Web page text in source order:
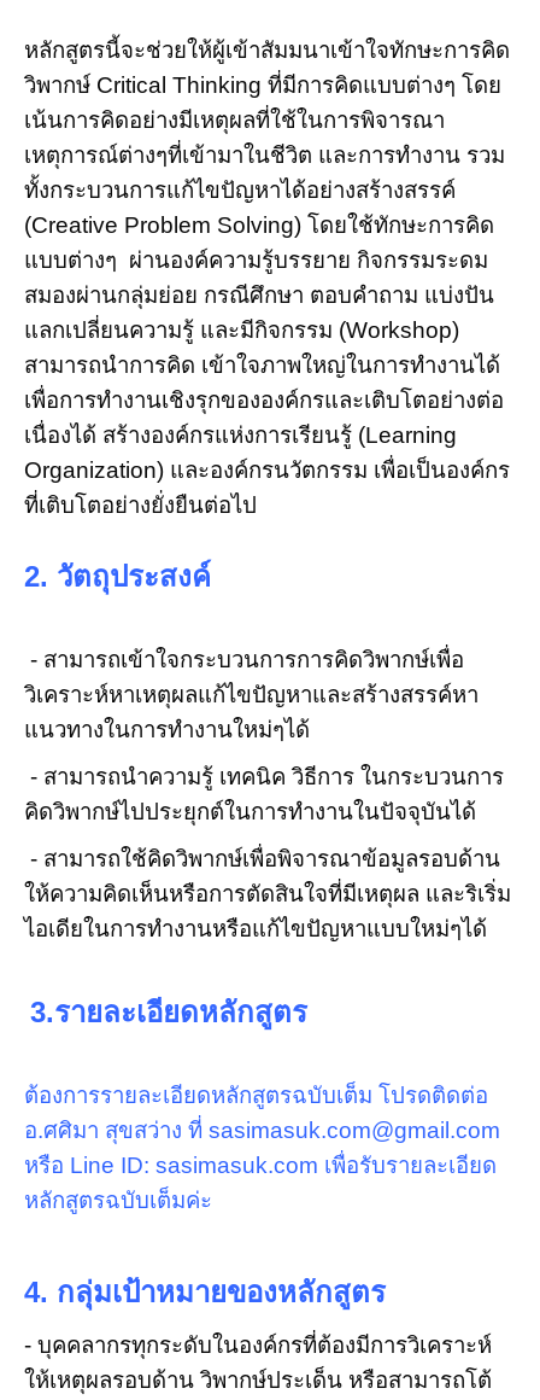
หลักสูตรนี้จะช่วยให้ผู้เข้าสัมมนาเข้าใจทักษะการคิด
วิพากษ์ Critical Thinking ที่มีการคิดแบบต่างๆ โดย
เน้นการคิดอย่างมีเหตุผลที่ใช้ในการพิจารณา
เหตุการณ์ต่างๆที่เข้ามาในชีวิต และการทำงาน รวม
ทั้งกระบวนการแก้ไขปัญหาได้อย่างสร้างสรรค์
(Creative Problem Solving) โดยใช้ทักษะการคิด
แบบต่างๆ ผ่านองค์ความรู้บรรยาย กิจกรรมระดม
สมองผ่านกลุ่มย่อย กรณีศึกษา ตอบคำถาม แบ่งปัน
แลกเปลี่ยนความรู้ และมีกิจกรรม (Workshop)
สามารถนำการคิด เข้าใจภาพใหญ่ในการทำงานได้
เพื่อการทำงานเชิงรุกขององค์กรและเติบโตอย่างต่อ
เนื่องได้ สร้างองค์กรแห่งการเรียนรู้ (Learning
Organization) และองค์กรนวัตกรรม เพื่อเป็นองค์กร
ที่เติบโตอย่างยั่งยืนต่อไป
2. วัตถุประสงค์
- สามารถเข้าใจกระบวนการการคิดวิพากษ์เพื่อ
วิเคราะห์หาเหตุผลแก้ไขปัญหาและสร้างสรรค์หา
แนวทางในการทำงานใหม่ๆได้
- สามารถนำความรู้ เทคนิค วิธีการ ในกระบวนการ
คิดวิพากษ์ไปประยุกต์ในการทำงานในปัจจุบันได้
- สามารถใช้คิดวิพากษ์เพื่อพิจารณาข้อมูลรอบด้าน
ให้ความคิดเห็นหรือการตัดสินใจที่มีเหตุผล และริเริ่ม
ไอเดียในการทำงานหรือแก้ไขปัญหาแบบใหม่ๆได้
3.รายละเอียดหลักสูตร
ต้องการรายละเอียดหลักสูตรฉบับเต็ม โปรดติดต่อ
อ.ศศิมา สุขสว่าง ที่ sasimasuk.com@gmail.com
หรือ Line ID: sasimasuk.com เพื่อรับรายละเอียด
หลักสูตรฉบับเต็มค่ะ
4. กลุ่มเป้าหมายของหลักสูตร
- บุคคลากรทุกระดับในองค์กรที่ต้องมีการวิเคราะห์
ให้เหตุผลรอบด้าน วิพากษ์ประเด็น หรือสามารถโต้